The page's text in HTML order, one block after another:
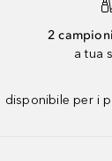
2
a tua
per i